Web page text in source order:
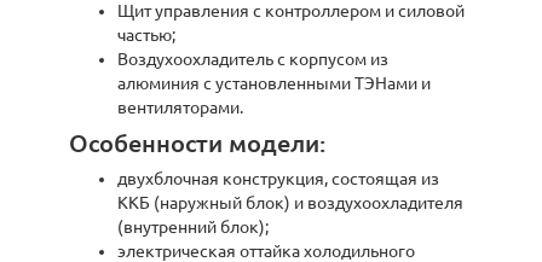
Щит управления с контроллером и силовой
частью;
Воздухоохладитель с корпусом из
алюминия с установленными ТЭНами и
вентиляторами.
Особенности модели:
двухблочная конструкция, состоящая из
ККБ (наружный блок) и воздухоохладителя
(внутренний блок);
электрическая оттайка холодильного